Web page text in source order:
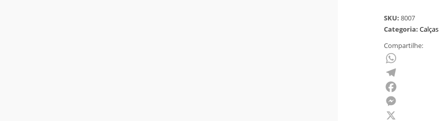
SKU: 8007
Categoria: Calças
Compartilhe:
WhatsApp
Telegram
Facebook
Messenger